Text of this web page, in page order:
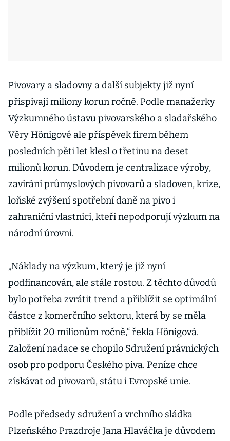
Pivovary a sladovny a další subjekty již nyní
přispívají miliony korun ročně. Podle manažerky
Výzkumného ústavu pivovarského a sladařského
Věry Hönigové ale příspěvek firem během
posledních pěti let klesl o třetinu na deset
milionů korun. Důvodem je centralizace výroby,
zavírání průmyslových pivovarů a sladoven, krize,
loňské zvýšení spotřební daně na pivo i
zahraniční vlastníci, kteří nepodporují výzkum na
národní úrovni.
„Náklady na výzkum, který je již nyní
podfinancován, ale stále rostou. Z těchto důvodů
bylo potřeba zvrátit trend a přiblížit se optimální
částce z komerčního sektoru, která by se měla
přiblížit 20 milionům ročně,“ řekla Hönigová.
Založení nadace se chopilo Sdružení právnických
osob pro podporu Českého piva. Peníze chce
získávat od pivovarů, státu i Evropské unie.
Podle předsedy sdružení a vrchního sládka
Plzeňského Prazdroje Jana Hlaváčka je důvodem